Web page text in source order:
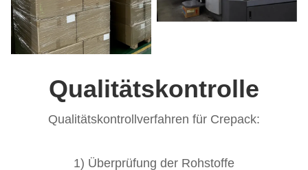
Qualitätskontrolle
Qualitätskontrollverfahren für Crepack:
1) Überprüfung der Rohstoffe